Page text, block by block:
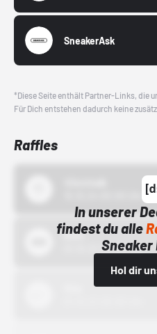
SneakerAsk
*Diese Seite enthält Partner-Links, die
Für Dich entstehen dadurch keine
Raffles
In unserer
findest du alle
Sneaker
Hol dir
Bstn
01.10.22 00:00 Uhr